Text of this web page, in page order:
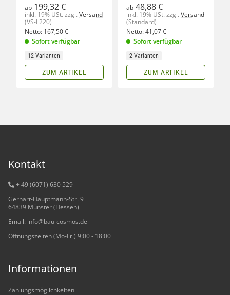
ab 199,32 €
inkl. 19% USt. zzgl. Versand
(VS-L220)
Netto: 167,50€
Sofort verfügbar
12 Varianten
ZUM ARTIKEL
ab 48,88 €
inkl. 19% USt. zzgl. Versand
(Standard)
Netto:41,07€
Sofort verfügbar
2 Varianten
ZUM ARTIKEL
Kontakt
+ 49 (6071) 630 529
Gerhart-Hauptmann-Str. 9
64839 Münster (Hessen)
Email: info@bau-cosmos.de
Öffnungszeiten (Mo-Fr.) 9:00 - 18:00
Informationen
Zahlungsmöglichkeiten